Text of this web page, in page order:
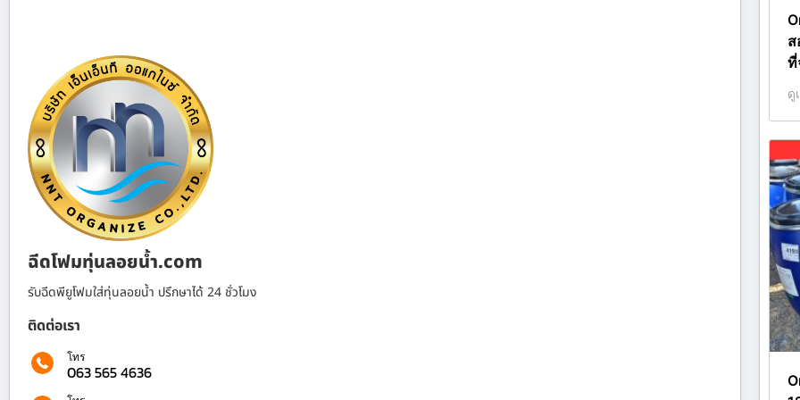
ฉีดโฟมทุ่นลอยน้ำ.com
รับฉีดพียูโฟมใส่ทุ่นลอยน้ำ ปรึกษาได้ 24 ชั่วโมง
ติดต่อเรา
โทร
063 565 4636
ที่
ดู